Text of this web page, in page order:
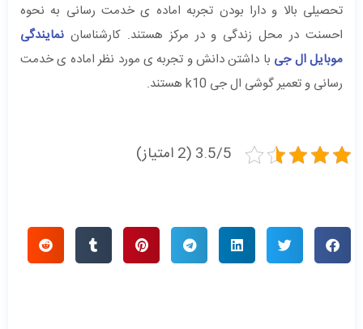
تحصیلی بالا و دارا بودن تجربه اماده ی خدمت رسانی به نحوه
احسنت در محل زندگی و در مرکز هستند. کارشناسان نمایندگی
موبایل ال جی با داشتن دانش و تجربه ی مورد نظر اماده ی خدمت
رسانی و تعمیر گوشی ال جی k10 هستند.
3.5/5 (2 امتیاز)